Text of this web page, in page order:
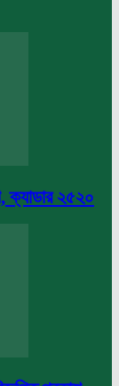
ক্যাডার ২৫২০